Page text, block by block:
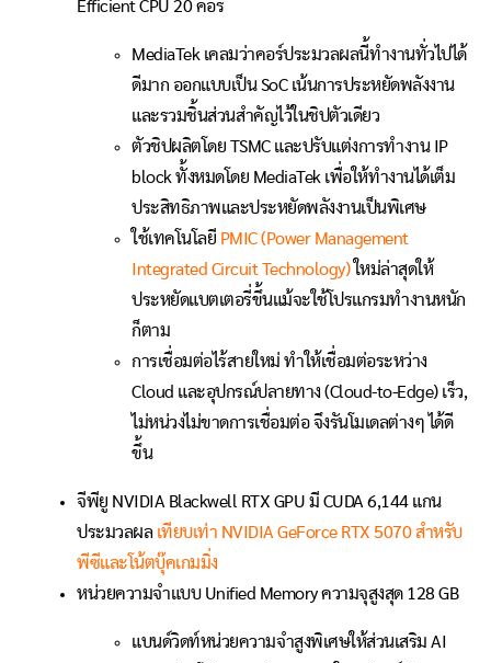
Efficient CPU 20 คอร์
MediaTek เคลมว่าคอร์ประมวลผลนี้ทำงานทั่วไปได้
ดีมาก ออกแบบเป็น SoC เน้นการประหยัดพลังงาน
และรวมชิ้นส่วนสำคัญไว้ในชิปตัวเดียว
ตัวชิปผลิตโดย TSMC และปรับแต่งการทำงาน IP
block ทั้งหมดโดย MediaTek เพื่อให้ทำงานได้เต็ม
ประสิทธิภาพและประหยัดพลังงานเป็นพิเศษ
ใช้เทคโนโลยี PMIC (Power Management
Integrated Circuit Technology)ใหม่ล่าสุดให้
ประหยัดแบตเตอรี่ขึ้นแม้จะใช้โปรแกรมทำงานหนัก
ก็ตาม
การเชื่อมต่อไร้สายใหม่ ทำให้เชื่อมต่อระหว่าง
Cloud และอุปกรณ์ปลายทาง (Cloud-to-Edge) เร็ว,
ไม่หน่วงไม่ขาดการเชื่อมต่อ จึงรันโมเดลต่างๆ ได้ดี
ขึ้น
จีพียู NVIDIA Blackwell RTX GPU มี CUDA 6,144 แกน
ประมวลผล เทียบเท่า NVIDIA GeForce RTX 5070 สำหรับ
พีซีและโน้ตบุ๊คเกมมิ่ง
หน่วยความจำแบบ Unified Memory ความจุสูงสุด 128 GB
แบนด์วิดท์หน่วยความจำสูงพิเศษให้ส่วนเสริม AI